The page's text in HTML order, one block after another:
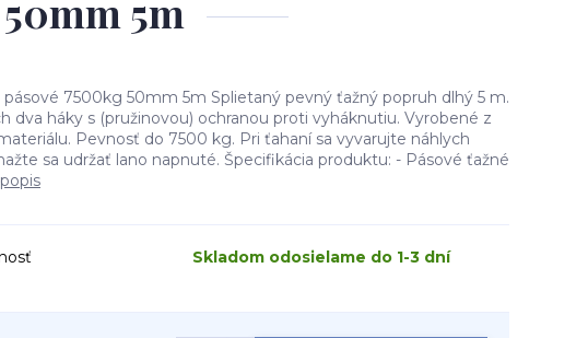
5m
pásové 7500kg 50mm 5m Splietaný pevný ťažný popruh dlhý 5 m.
dva háky s (pružinovou) ochranou proti vyháknutiu. Vyrobené z
Pevnosť do 7500 kg. Pri ťahaní sa vyvarujte náhlych
sa udržať lano napnuté. Špecifikácia produktu: - Pásové ťažné
Skladom odosielame do 1-3 dní